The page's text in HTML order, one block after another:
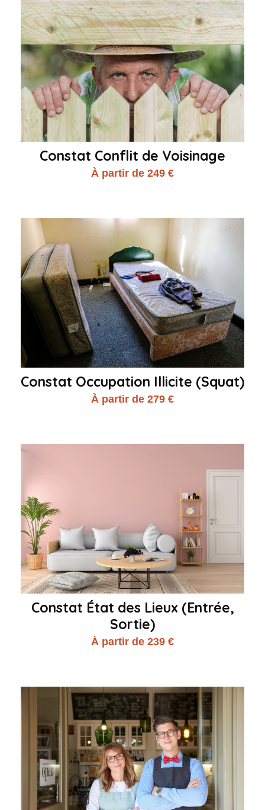
Constat Conflit de Voisinage
À partir de 249 €
Constat Occupation Illicite (Squat)
À partir de 279 €
Constat État des Lieux (Entrée,
Sortie)
À partir de 239 €